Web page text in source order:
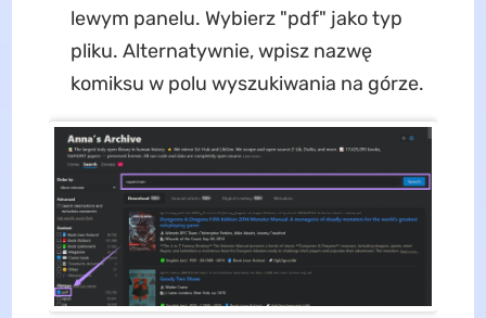
lewym panelu. Wybierz "pdf" jako typ
pliku. Alternatywnie, wpisz nazwę
komiksu w polu wyszukiwania na górze.